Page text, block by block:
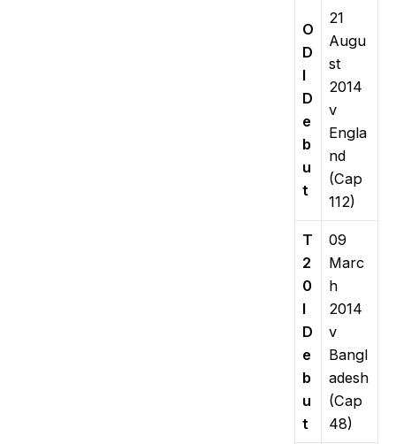
O
D
I
D
e
b
u
t
21
Augu
st
2014
v
Engla
nd
(Cap
112)
T
2
0
I
D
e
b
u
t
09
Marc
h
2014
v
Bangl
adesh
(Cap
48)